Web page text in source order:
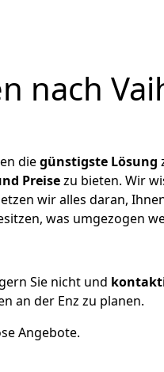
nach
diegünstigste Lösung
Preisezu bieten. Wir
wir alles daran,
was umgezogen
Sie nicht und
an der Enz zu planen.
Angebote.